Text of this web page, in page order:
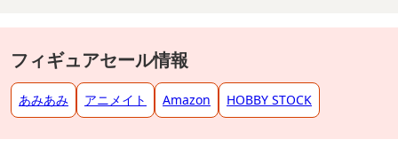
フィギュアセール情報
あみあみ アニメイト Amazon HOBBY STOCK